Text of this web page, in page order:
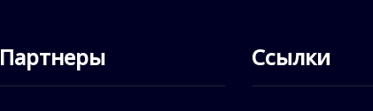
Партнеры Ссылки